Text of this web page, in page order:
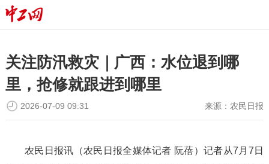
关注防汛救灾｜广西：水位退到哪
里，抢修就跟进到哪里
来源： 农民日报
2026-07-09 09:31
农民日报讯（农民日报全媒体记者 阮蓓）记者从7月7日